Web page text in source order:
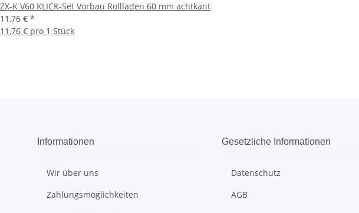
ZX-K V60 KLICK-Set Vorbau Rollladen 60 mm achtkant
11,76 € *
11,76 € pro 1 Stück
Informationen
Wir über uns
Zahlungsmöglichkeiten
Gesetzliche Informationen
Datenschutz
AGB